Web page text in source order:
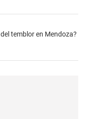
temblor en Mendoza?